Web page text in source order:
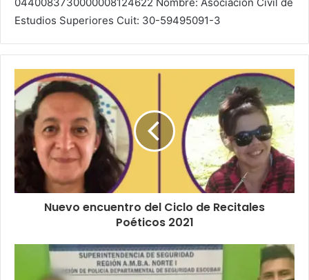
0440083730000008124622 Nombre: Asociación Civil de
Estudios Superiores Cuit: 30-59495091-3
Nuevo encuentro del Ciclo de Recitales
Poéticos 2021